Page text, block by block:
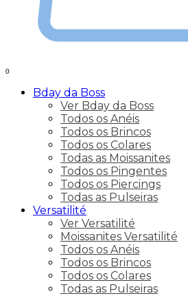
0
Bday da Boss
Ver Bday da Boss
Todos os Anéis
Todos os Brincos
Todos os Colares
Todas as Moissanites
Todos os Pingentes
Todos os Piercings
Todas as Pulseiras
Versatilité
Ver Versatilité
Moissanites Versatilité
Todos os Anéis
Todos os Brincos
Todos os Colares
Todas as Pulseiras